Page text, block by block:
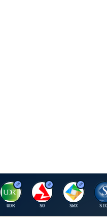
U
UDR
S
SO
S
SWX
S